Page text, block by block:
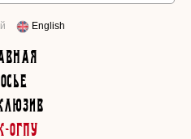
English
ОГПУ